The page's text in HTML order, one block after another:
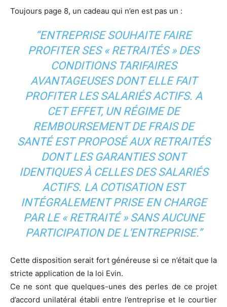
Toujours page 8, un cadeau qui n’en est pas un :
“ENTREPRISE SOUHAITE FAIRE
PROFITER SES « RETRAITÉS » DES
CONDITIONS TARIFAIRES
AVANTAGEUSES DONT ELLE FAIT
PROFITER LES SALARIÉS ACTIFS. A
CET EFFET, UN RÉGIME DE
REMBOURSEMENT DE FRAIS DE
SANTÉ EST PROPOSÉ AUX RETRAITÉS
DONT LES GARANTIES SONT
IDENTIQUES À CELLES DES SALARIÉS
ACTIFS. LA COTISATION EST
INTÉGRALEMENT PRISE EN CHARGE
PAR LE « RETRAITÉ » SANS AUCUNE
PARTICIPATION DE L’ENTREPRISE.”
Cette disposition serait fort généreuse si ce n’était que la
stricte application de la loi Evin.
Ce ne sont que quelques-unes des perles de ce projet
d’accord unilatéral établi entre l’entreprise et le courtier